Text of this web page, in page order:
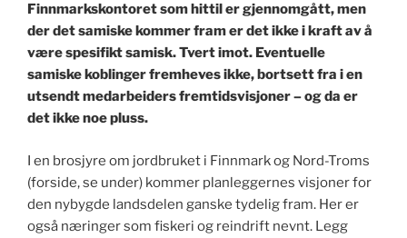
Finnmarkskontoret som hittil er gjennomgått, men
der det samiske kommer fram er det ikke i kraft av å
være spesifikt samisk. Tvert imot. Eventuelle
samiske koblinger fremheves ikke, bortsett fra i en
utsendt medarbeiders fremtidsvisjoner – og da er
det ikke noe pluss.
I en brosjyre om jordbruket i Finnmark og Nord-Troms
(forside, se under) kommer planleggernes visjoner for
den nybygde landsdelen ganske tydelig fram. Her er
også næringer som fiskeri og reindrift nevnt. Legg